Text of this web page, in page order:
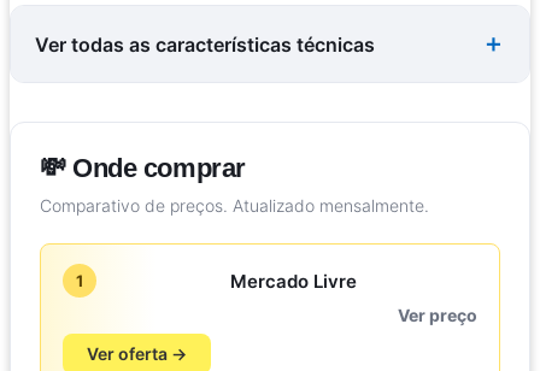
Ver todas as características técnicas
💸 Onde comprar
Comparativo de preços. Atualizado mensalmente.
1 Mercado Livre
Ver preço
Ver oferta →